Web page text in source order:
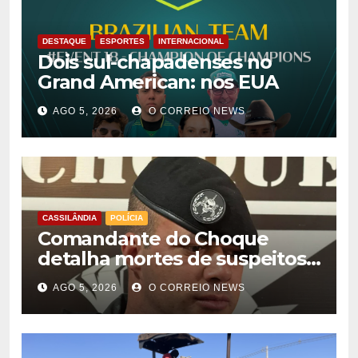
DESTAQUE ESPORTES INTERNACIONAL
Dois sul-chapadenses no
Grand American: nos EUA
AGO 5, 2026 O CORREIO NEWS
CASSILÂNDIA POLÍCIA
Comandante do Choque
detalha mortes de suspeitos
de homicídio em Cassilândia
AGO 5, 2026 O CORREIO NEWS